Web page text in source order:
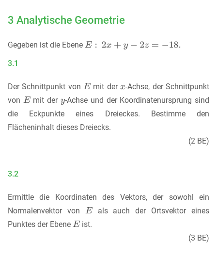
3 Analytische Geometrie
Gegeben ist die Ebene
3.1
Der Schnittpunkt von mit der -Achse, der Schnittpunkt
von
mit der
-Achse und der Koordinatenursprung sind
die Eckpunkte eines Dreieckes. Bestimme den
Flächeninhalt dieses Dreiecks.
(2 BE)
3.2
Ermittle die Koordinaten des Vektors, der sowohl ein
Normalenvektor von
als auch der Ortsvektor eines
Punktes der Ebene
ist.
(3 BE)